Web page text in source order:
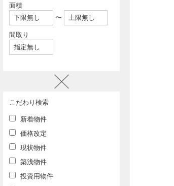
面積
〜
間取り
こだわり検索
新着物件
価格改定
現状物件
築浅物件
投資用物件